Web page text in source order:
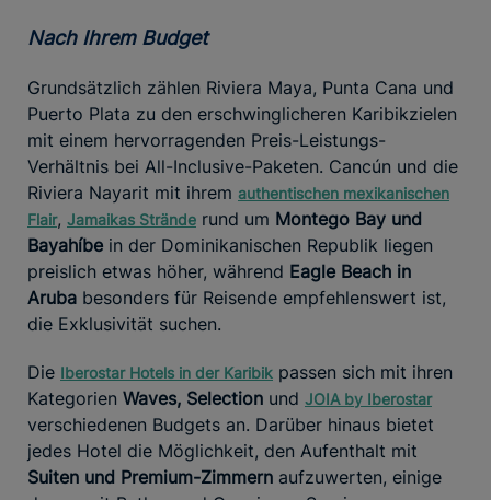
Nach Ihrem Budget
Grundsätzlich zählen Riviera Maya, Punta Cana und
Puerto Plata zu den erschwinglicheren Karibikzielen
mit einem hervorragenden Preis-Leistungs-
Verhältnis bei All-Inclusive-Paketen. Cancún und die
Riviera Nayarit mit ihrem authentischen mexikanischen
Flair, Jamaikas Strände rund um Montego Bay und
Bayahíbe in der Dominikanischen Republik liegen
preislich etwas höher, während Eagle Beach in
Aruba besonders für Reisende empfehlenswert ist,
die Exklusivität suchen.
Die Iberostar Hotels in der Karibik passen sich mit ihren
Kategorien Waves, Selection und JOIA by Iberostar
verschiedenen Budgets an. Darüber hinaus bietet
jedes Hotel die Möglichkeit, den Aufenthalt mit
Suiten und Premium-Zimmern aufzuwerten, einige